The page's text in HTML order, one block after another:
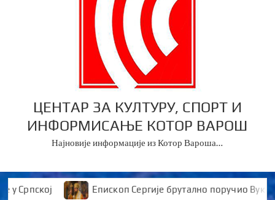
ЦЕНТАР ЗА КУЛТУРУ, СПОРТ И
ИНФОРМИСАЊЕ КОТОР ВАРОШ
Најновије информације из Котор Вароша…
Епископ Сергије брутално поручио